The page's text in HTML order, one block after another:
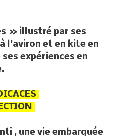
» illustré par ses
l’aviron et en kite en
expériences en
, une vie embarquée